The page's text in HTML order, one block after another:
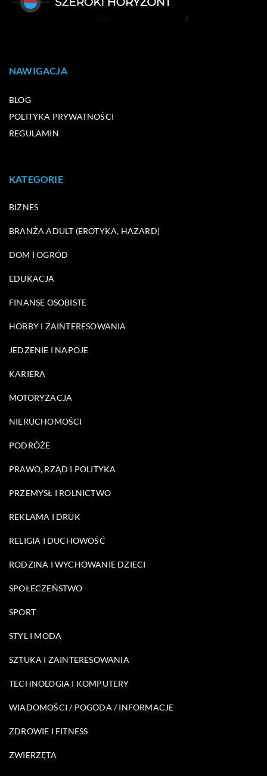
NAWIGACJA
BLOG
POLITYKA PRYWATNOŚCI
REGULAMIN
KATEGORIE
BIZNES
BRANŻA ADULT (EROTYKA, HAZARD)
DOM I OGRÓD
EDUKACJA
FINANSE OSOBISTE
HOBBY I ZAINTERESOWANIA
JEDZENIE I NAPOJE
KARIERA
MOTORYZACJA
NIERUCHOMOŚCI
PODRÓŻE
PRAWO, RZĄD I POLITYKA
PRZEMYSŁ I ROLNICTWO
REKLAMA I DRUK
RELIGIA I DUCHOWOŚĆ
RODZINA I WYCHOWANIE DZIECI
SPOŁECZEŃSTWO
SPORT
STYL I MODA
SZTUKA I ZAINTERESOWANIA
TECHNOLOGIA I KOMPUTERY
WIADOMOŚCI / POGODA / INFORMACJE
ZDROWIE I FITNESS
ZWIERZĘTA